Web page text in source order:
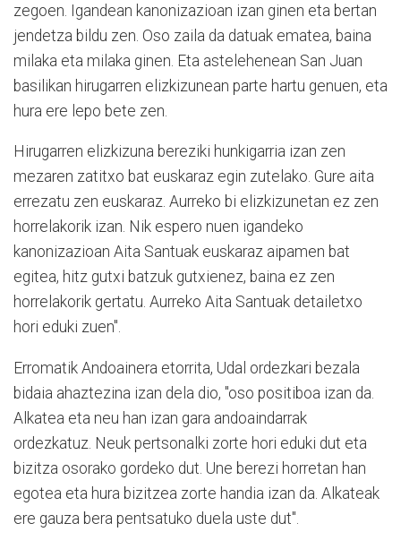
zegoen. Igandean kanonizazioan izan ginen eta bertan
jendetza bildu zen. Oso zaila da datuak ematea, baina
milaka eta milaka ginen. Eta astelehenean San Juan
basilikan hirugarren elizkizunean parte hartu genuen, eta
hura ere lepo bete zen.
Hirugarren elizkizuna bereziki hunkigarria izan zen
mezaren zatitxo bat euskaraz egin zutelako. Gure aita
errezatu zen euskaraz. Aurreko bi elizkizunetan ez zen
horrelakorik izan. Nik espero nuen igandeko
kanonizazioan Aita Santuak euskaraz aipamen bat
egitea, hitz gutxi batzuk gutxienez, baina ez zen
horrelakorik gertatu. Aurreko Aita Santuak detailetxo
hori eduki zuen".
Erromatik Andoainera etorrita, Udal ordezkari bezala
bidaia ahaztezina izan dela dio, "oso positiboa izan da.
Alkatea eta neu han izan gara andoaindarrak
ordezkatuz. Neuk pertsonalki zorte hori eduki dut eta
bizitza osorako gordeko dut. Une berezi horretan han
egotea eta hura bizitzea zorte handia izan da. Alkateak
ere gauza bera pentsatuko duela uste dut".